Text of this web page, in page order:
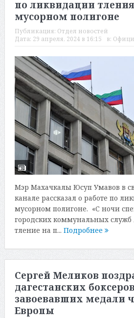
по ликвидации
мусорном полигоне
Публикация: Отдел новостей
Дата: 29 апреля, 2024 в 16:15 в:
Мэр Махачкалы Юсуп Умавов в
канале рассказал о работе по
мусорном полигоне. «С ночи
городских коммунальных
тление на п... Подробнее
Сергей Меликов
дагестанских
завоевавших медали
Европы